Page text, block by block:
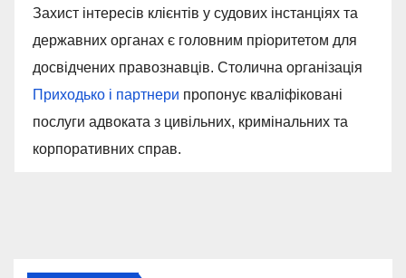
Захист інтересів клієнтів у судових інстанціях та
державних органах є головним пріоритетом для
досвідчених правознавців. Столична організація
Приходько і партнери пропонує кваліфіковані
послуги адвоката з цивільних, кримінальних та
корпоративних справ.